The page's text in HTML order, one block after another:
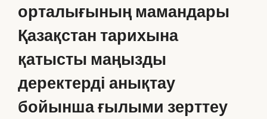
орталығының мамандары
Қазақстан тарихына
қатысты маңызды
деректерді анықтау
бойынша ғылыми зерттеу